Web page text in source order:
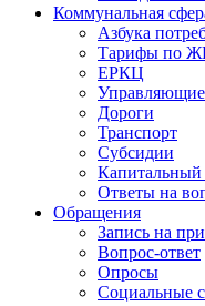
Коммунальная
Азбука
Тарифы по
ЕРКЦ
Управляющие
Дороги
Транспорт
Субсидии
Капитальный
Ответы на
Обращения
Запись на
Вопрос-ответ
Опросы
Социальные